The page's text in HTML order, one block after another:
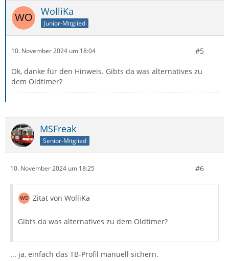
WolliKa
Junior-Mitglied
10. November 2024 um 18:04 #5
Ok, danke für den Hinweis. Gibts da was alternatives zu
dem Oldtimer?
MSFreak
Senior-Mitglied
10. November 2024 um 18:25 #6
Zitat von WolliKa
Gibts da was alternatives zu dem Oldtimer?
... ja, einfach das TB-Profil manuell sichern.